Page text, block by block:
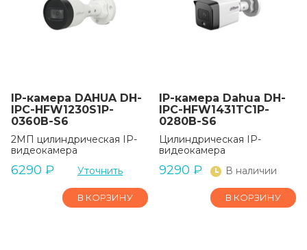
IP-камера DAHUA DH-
IPC-HFW1230S1P-
0360B-S6
2МП цилиндрическая IP-
видеокамера
6290 ₽ Уточнить
В КОРЗИНУ
IP-камера Dahua DH-
IPC-HFW1431TC1P-
0280B-S6
Цилиндрическая IP-
видеокамера
9290 ₽ В наличии
В КОРЗИНУ